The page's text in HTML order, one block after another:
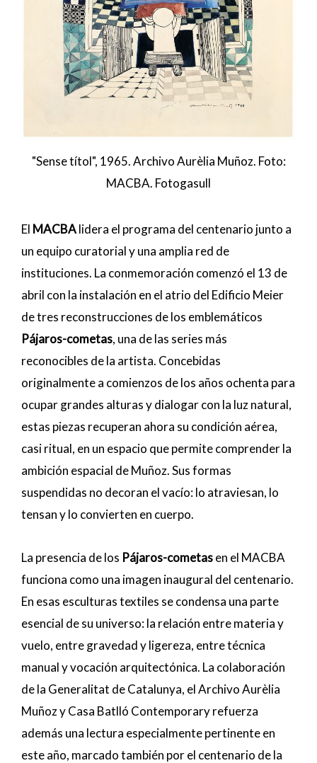
"Sense títol", 1965. Archivo Aurèlia Muñoz. Foto:
MACBA. Fotogasull
El MACBAlidera el programa del centenario junto a
un equipo curatorial y una amplia red de
instituciones. La conmemoración comenzó el 13 de
abril con la instalación en el atrio del Edificio Meier
de tres reconstrucciones de los emblemáticos
Pájaros-cometas, una de las series más
reconocibles de la artista. Concebidas
originalmente a comienzos de los años ochenta para
ocupar grandes alturas y dialogar con la luz natural,
estas piezas recuperan ahora su condición aérea,
casi ritual, en un espacio que permite comprender la
ambición espacial de Muñoz. Sus formas
suspendidas no decoran el vacío: lo atraviesan, lo
tensan y lo convierten en cuerpo.
La presencia de los Pájaros-cometasen el MACBA
funciona como una imagen inaugural del centenario.
En esas esculturas textiles se condensa una parte
esencial de su universo: la relación entre materia y
vuelo, entre gravedad y ligereza, entre técnica
manual y vocación arquitectónica. La colaboración
de la Generalitat de Catalunya, el Archivo Aurèlia
Muñoz y Casa Batlló Contemporary refuerza
además una lectura especialmente pertinente en
este año, marcado también por el centenario de la